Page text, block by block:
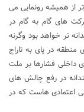
از همیشه رونمایی می
های گام به گام در
تر خواهد بود وگرنه
در پای به تاراج
داخلی فشارها بر ملت
در رفع چالش های
بی اعتمادی هاست که در